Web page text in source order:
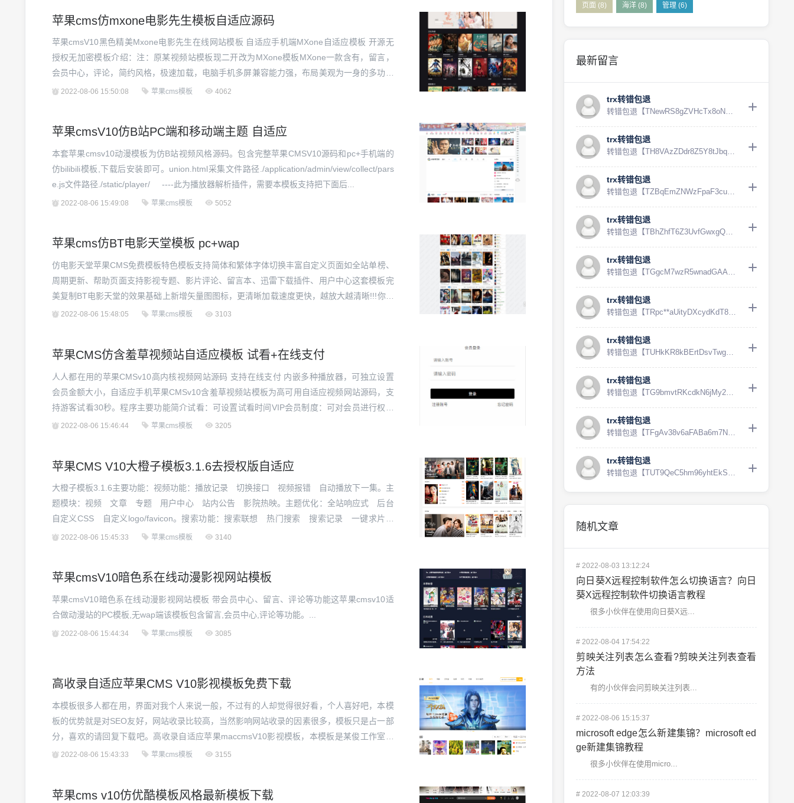
苹果cms仿mxone电影先生模板自适应源码
苹果cmsV10黑色精美Mxone电影先生在线网站模板 自适应手机端MXone自适应模板 开源无
授权无加密模板介绍：注：原某视频站模板现二开改为MXone模板MXone一款含有，留言，
会员中心，评论，简约风格，极速加载，电脑手机多屏兼容能力强，布局美观为一身的多功能
模板。模板开放源代码，无加密授权功能感谢你使用MXone模板，以下是模板使用教程。本模
2022-08-06 15:50:08 苹果cms模板 4062
苹果cmsV10仿B站PC端和移动端主题 自适应
本套苹果cmsv10动漫模板为仿B站视频风格源码。包含完整苹果CMSV10源码和pc+手机端的
仿bilibili模板,下载后安装即可。union.html采集文件路径./application/admin/view/collect/pars
e.js文件路径./static/player/ ----此为播放器解析插件，需要本模板支持把下面后...
2022-08-06 15:49:08 苹果cms模板 5052
苹果cms仿BT电影天堂模板 pc+wap
仿电影天堂苹果CMS免费模板特色模板支持简体和繁体字体切换丰富自定义页面如全站单榜、
周期更新、帮助页面支持影视专题、影片评论、留言本、迅雷下载插件、用户中心这套模板完
美复制BT电影天堂的效果基础上新增矢量图图标，更清晰加载速度更快，越放大越清晰!!!你可
能会遇到的问题：1.怎么设置网站幻灯图?答：在后台找到你将要设为幻灯的影片，修改推荐
2022-08-06 15:48:05 苹果cms模板 3103
苹果CMS仿含羞草视频站自适应模板 试看+在线支付
人人都在用的苹果CMSv10高内核视频网站源码 支持在线支付 内嵌多种播放器，可独立设置
会员金额大小，自适应手机苹果CMSv10含羞草视频站模板为高可用自适应视频网站源码，支
持游客试看30秒。程序主要功能简介试看：可设置试看时间VIP会员制度：可对会员进行权限
是设置及时间限制三级分销：每个会员后台都有自己的推广地址，凡是从推广地址进行注册的
2022-08-06 15:46:44 苹果cms模板 3205
苹果CMS V10大橙子模板3.1.6去授权版自适应
大橙子模板3.1.6主要功能：视频功能：播放记录 切换接口 视频报错 自动播放下一集。主
题模块：视频 文章 专题 用户中心 站内公告 影院热映。主题优化：全站响应式 后台
自定义CSS 自定义logo/favicon。搜索功能：搜索联想 热门搜索 搜索记录 一键求片
文章搜索。视频解析：二次解析 广告覆盖 延时加载 内置无广告解析 自定义广告。主题
2022-08-06 15:45:33 苹果cms模板 3140
苹果cmsV10暗色系在线动漫影视网站模板
苹果cmsV10暗色系在线动漫影视网站模板 带会员中心、留言、评论等功能这苹果cmsv10适
合做动漫站的PC模板,无wap端该模板包含留言,会员中心,评论等功能。...
2022-08-06 15:44:34 苹果cms模板 3085
高收录自适应苹果CMS V10影视模板免费下载
本模板很多人都在用，界面对我个人来说一般，不过有的人却觉得很好看，个人喜好吧，本模
板的优势就是对SEO友好，网站收录比较高，当然影响网站收录的因素很多，模板只是占一部
分，喜欢的请回复下载吧。高收录自适应苹果maccmsV10影视模板，本模板是某俊工作室发
表的原价218，本站免费提供苹果CMS V10影视模板免费下载，...
2022-08-06 15:43:33 苹果cms模板 3155
苹果cms v10仿优酷模板风格最新模板下载
页面 (8) 海洋 (8) 管理 (6)
最新留言
trx转错包退
转错包退【TNewRS8gZVHcTx8oNBLvmne...
trx转错包退
转错包退【TH8VAzZDdr8Z5Y8tJbq1oge...
trx转错包退
转错包退【TZBqEmZNWzFpaF3cuMPmkfD...
trx转错包退
转错包退【TBhZhfT6Z3UvfGwxgQ4qGc6...
trx转错包退
转错包退【TGgcM7wzR5wnadGAAwiJD1S...
trx转错包退
转错包退【TRpc**aUityDXcydKdT8QVP...
trx转错包退
转错包退【TUHkKR8kBErtDsvTwgVgSrZ...
trx转错包退
转错包退【TG9bmvtRKcdkN6jMy2pTu4q...
trx转错包退
转错包退【TFgAv38v6aFABa6m7NTmQs6...
trx转错包退
转错包退【TUT9QeC5hm96yhtEkSBpztC...
随机文章
# 2022-08-03 13:12:24
向日葵X远程控制软件怎么切换语言？向日
葵X远程控制软件切换语言教程
很多小伙伴在使用向日葵X远...
# 2022-08-04 17:54:22
剪映关注列表怎么查看?剪映关注列表查看
方法
有的小伙伴会问剪映关注列表...
# 2022-08-06 15:15:37
microsoft edge怎么新建集锦？microsoft ed
ge新建集锦教程
很多小伙伴在使用micro...
# 2022-08-07 12:03:39